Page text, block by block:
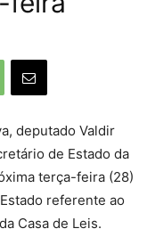
deputado Valdir
de Estado da
terça-feira (28)
referente ao
Casa de Leis.